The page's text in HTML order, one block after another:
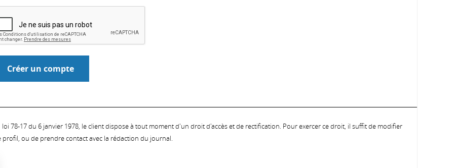
78-17 du 6 janvier 1978, le client dispose à tout moment d'un droit d'accès et de rectification. Pour exercer ce droit, il suffit de modifier
ou de prendre contact avec la rédaction du journal.